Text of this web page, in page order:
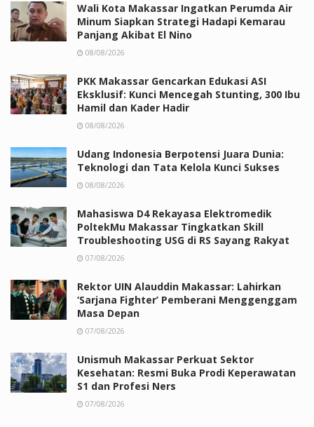
Wali Kota Makassar Ingatkan Perumda Air
Minum Siapkan Strategi Hadapi Kemarau
Panjang Akibat El Nino
08/08/2026
PKK Makassar Gencarkan Edukasi ASI
Eksklusif: Kunci Mencegah Stunting, 300 Ibu
Hamil dan Kader Hadir
08/08/2026
Udang Indonesia Berpotensi Juara Dunia:
Teknologi dan Tata Kelola Kunci Sukses
08/08/2026
Mahasiswa D4 Rekayasa Elektromedik
PoltekMu Makassar Tingkatkan Skill
Troubleshooting USG di RS Sayang Rakyat
07/08/2026
Rektor UIN Alauddin Makassar: Lahirkan
‘Sarjana Fighter’ Pemberani Menggenggam
Masa Depan
07/08/2026
Unismuh Makassar Perkuat Sektor
Kesehatan: Resmi Buka Prodi Keperawatan
S1 dan Profesi Ners
07/08/2026